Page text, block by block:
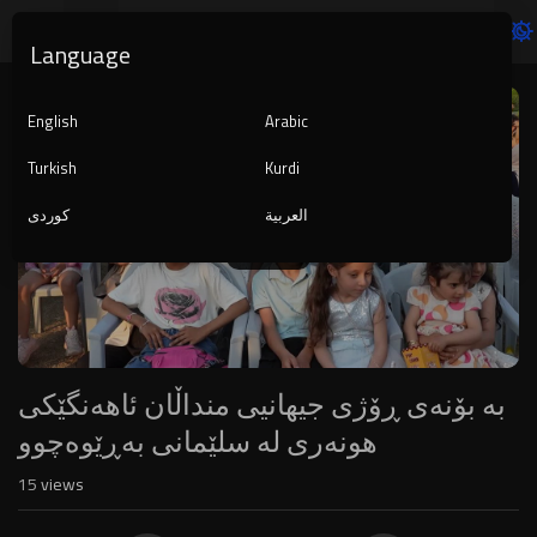
Player
auto
بە بۆنەی ڕۆژی جیهانیی منداڵان ئاهەنگێکی
هونەری لە سلێمانی بەڕێوەچوو
15views
Language
English
Arabic
Turkish
Kurdi
کوردی
العربية